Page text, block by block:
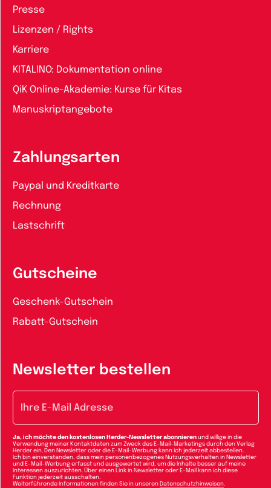
Presse
Lizenzen / Rights
Karriere
KITALINO: Dokumentation online
QiK Online-Akademie: Kurse für Kitas
Manuskriptangebote
Zahlungsarten
Paypal und Kreditkarte
Rechnung
Lastschrift
Gutscheine
Geschenk-Gutschein
Rabatt-Gutschein
Newsletter bestellen
Ja, ich möchte den kostenlosen Herder-Newsletter abonnieren und willige in die
Verwendung meiner Kontaktdaten zum Zweck des E-Mail-Marketings durch den Verlag
Herder ein. Den Newsletter oder die E-Mail-Werbung kann ich jederzeit abbestellen.
Ich bin einverstanden, dass mein personenbezogenes Nutzungsverhalten in Newsletter
und E-Mail-Werbung erfasst und ausgewertet wird, um die Inhalte besser auf meine
Interessen auszurichten. Über einen Link in Newsletter oder E-Mail kann ich diese
Funktion jederzeit ausschalten.
Weiterführende Informationen finden Sie in unseren Datenschutzhinweisen.